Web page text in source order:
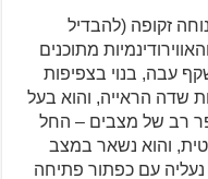
זקופה (להבדיל
מתוכנים
עבה, בנוי בצפיפות
שדה הראייה, והוא בעל
רב של מצבים – החל
והוא נשאר במצב
עם כפתור פתיחה